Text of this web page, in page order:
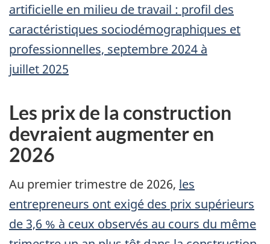
artificielle en milieu de travail : profil des
caractéristiques sociodémographiques et
professionnelles, septembre 2024 à
juillet 2025
Les prix de la construction
devraient augmenter en
2026
Au premier trimestre de 2026, les
entrepreneurs ont exigé des prix supérieurs
de 3,6 % à ceux observés au cours du même